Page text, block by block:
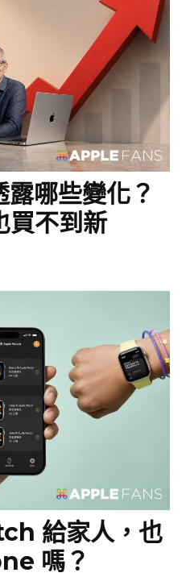
哪些變化？
買不到新
給家人，也
嗎？